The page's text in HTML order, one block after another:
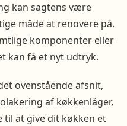
kan sagtens være
måde at renovere på.
komponenter eller
kan få et nyt udtryk.
ovenstående afsnit,
af køkkenlåger,
at give dit køkken et